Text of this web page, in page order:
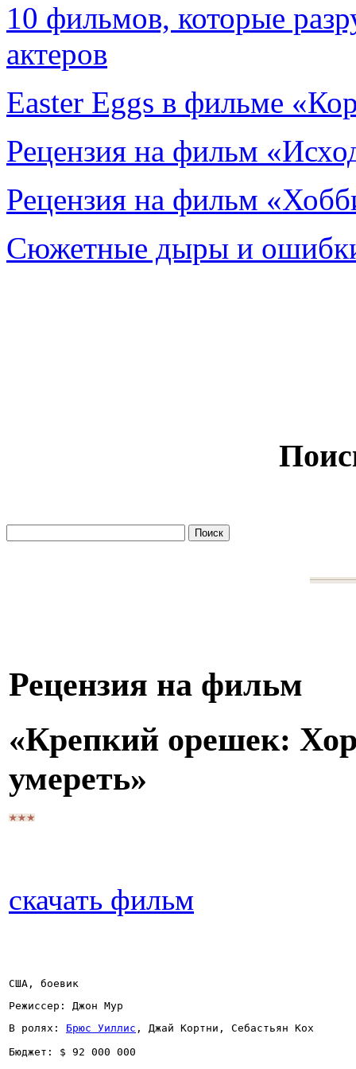
10 фильмов, которые
актеров
Easter Eggs в фильме
Рецензия на фильм
Рецензия на фильм
Сюжетные дыры и
Рецензия на фильм
«Крепкий орешек:
умереть»
скачать фильм
США, боевик
Режиссер: Джон Мур
В ролях: Брюс Уиллис , Джай Кортни, Себастьян Кох
Бюджет: $ 92 000 000